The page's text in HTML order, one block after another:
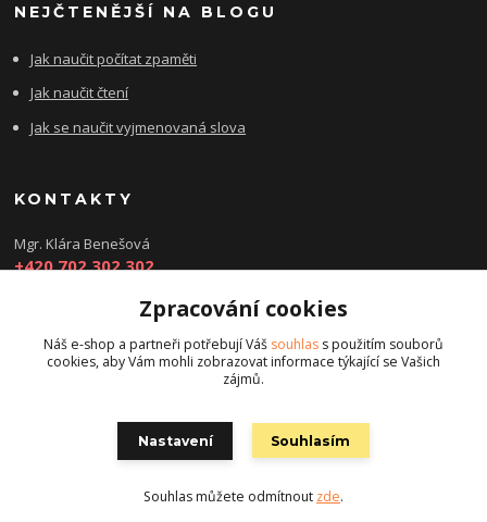
NEJČTENĚJŠÍ NA BLOGU
Jak naučit počítat zpaměti
Jak naučit čtení
Jak se naučit vyjmenovaná slova
KONTAKTY
Mgr. Klára Benešová
+420 702 302 302
kbenesovaporadna@seznam.cz
Vytvořeno na
Eshop-rychle.cz
Zpracování cookies
Náš e-shop a partneři potřebují Váš souhlas s použitím souborů
cookies, aby Vám mohli zobrazovat informace týkající se Vašich
zájmů.
Nastavení Souhlasím
Souhlas můžete odmítnout zde.